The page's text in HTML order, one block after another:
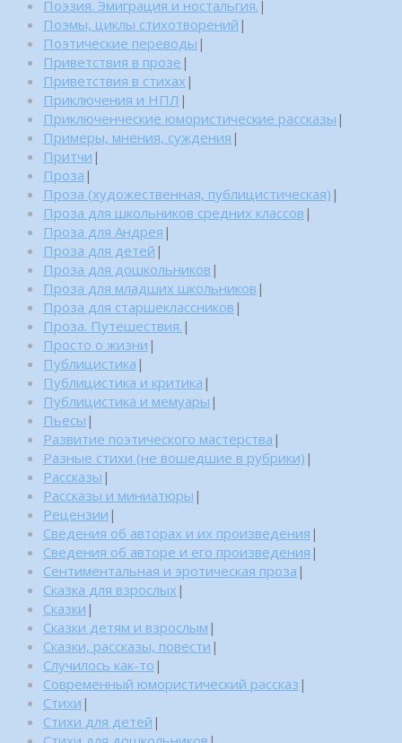
Поэзия. Эмиграция и ностальгия. |
Поэмы, циклы стихотворений |
Поэтические переводы |
Приветствия в прозе |
Приветствия в стихах |
Приключения и НПЛ |
Приключенческие юмористические рассказы |
Примеры, мнения, суждения |
Притчи |
Проза |
Проза (художественная, публицистическая) |
Проза для школьников средних классов |
Проза для Андрея |
Проза для детей |
Проза для дошкольников |
Проза для младших школьников |
Проза для старшеклассников |
Проза. Путешествия. |
Просто о жизни |
Публицистика |
Публицистика и критика |
Публицистика и мемуары |
Пьесы |
Развитие поэтического мастерства |
Разные стихи (не вошедшие в рубрики) |
Рассказы |
Рассказы и миниатюры |
Рецензии |
Сведения об авторах и их произведения |
Сведения об авторе и его произведения |
Сентиментальная и эротическая проза |
Сказка для взрослых |
Сказки |
Сказки детям и взрослым |
Сказки, рассказы, повести |
Случилось как-то |
Современный юмористический рассказ |
Стихи |
Стихи для детей |